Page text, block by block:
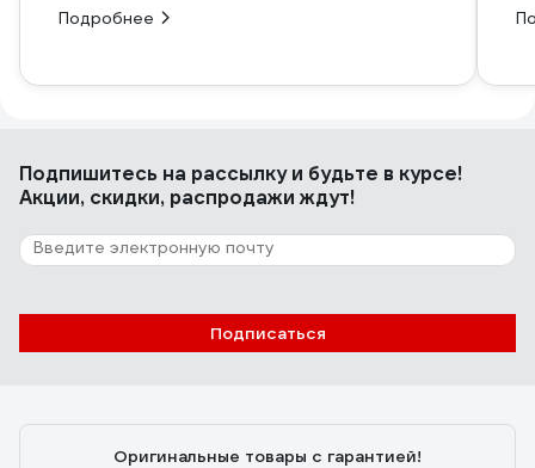
Подробнее
Подпишитесь на рассылкуи будьте в курсе!
Акции, скидки, распродажи ждут!
Подписаться
Оригинальные товары с гарантией!